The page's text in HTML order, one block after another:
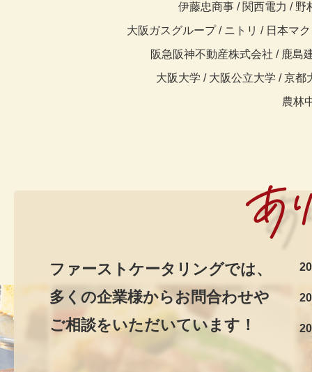
伊藤忠商事 / 関西電力 / 野
大阪ガスグループ / ニトリ / 日本マ
阪急阪神不動産株式会社 / 鹿島
大阪大学 /大阪公立大学 / 京都
農林
ファーストケータリングでは、
多くの企業様からお問合わせや
ご相談をいただいています！